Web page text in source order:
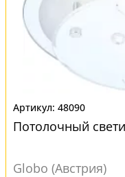
48090
Потолочный
Globo (Австрия)